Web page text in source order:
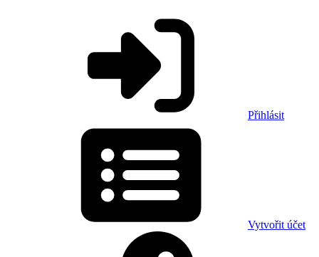
Přihlásit
Vytvořit účet